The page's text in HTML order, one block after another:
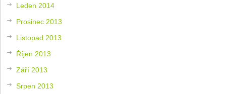
Leden 2014
Prosinec 2013
Listopad 2013
Říjen 2013
Září 2013
Srpen 2013